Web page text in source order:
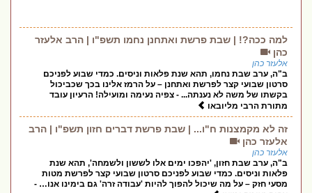
למה ככה?! | שבת פרשת ואתחנן נחמו תשפ"ו | הרב אלעזר
כהן
אלעזר כהן
ב"ה, ערב שבת נחמו, תהא שנת פלאות וניסים. כמדי שבוע לפניכם
סרטון שבועי קצר לפרשת ואתחנן – על הרמז אלינו בכך שכביכול
בקשתו של משה לא נענתה... - צפיה נעימה ומועילה! הרעיון עובד
מתורת הרבי מליובאו
זה לא מקמצנות ח"ו... | שבת פרשת דברים חזון תשפ"ו | הרב
אלעזר כהן
אלעזר כהן
ב"ה, ערב שבת חזון, 'יהפכו ימים אלו לששון ולשמחה', תהא שנת
פלאות וניסים. כמדי שבוע לפניכם סרטון שבועי קצר לפרשת מטות
מסעי חזק – על מה שיכול להפוך להיות 'עבודה זרה' גם בימינו אנו… -